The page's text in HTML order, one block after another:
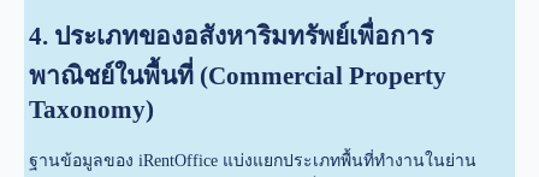
4. ประเภทของอสังหาริมทรัพย์เพื่อการ
พาณิชย์ในพื้นที่ (Commercial Property
Taxonomy)
ฐานข้อมูลของ iRentOffice แบ่งแยกประเภทพื้นที่ทำงานในย่าน